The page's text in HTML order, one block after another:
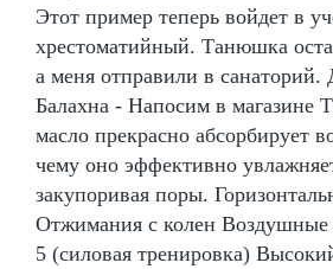
Этот пример теперь войдет в
хрестоматийный. Танюшка
а меня отправили в санаторий.
Балахна - Напосим в магазине
масло прекрасно абсорбирует
чему оно эффективно
закупоривая поры.
Отжимания с колен Воздушные
5 (силовая тренировка)